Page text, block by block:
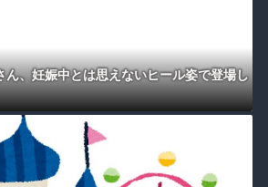
ん、妊娠中とは思えないヒール姿で登場し